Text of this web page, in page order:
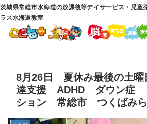
茨城県常総市水海道の放課後等デイサービス・児
ラス水海道教室
8月26日 夏休み最後の土
達支援 ADHD ダウン症
ション 常総市 つくばみ